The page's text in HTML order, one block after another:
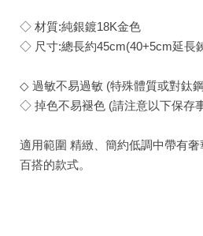
◇ 材質:純銀鍍18K金色
◇ 尺寸:總長約45cm(40+5cm延長
◇ 過敏不易過敏 (特殊體質或對鈦
◇ 掉色不易褪色 (請注意以下保存
適用範圍 精緻、簡約低調中帶有
百搭的款式。